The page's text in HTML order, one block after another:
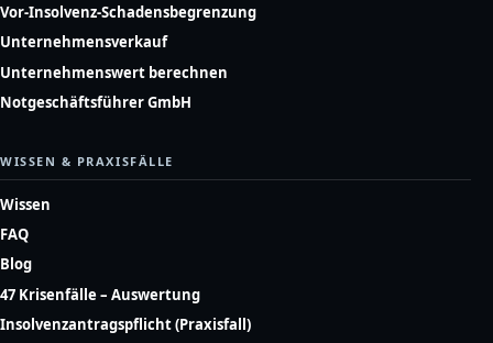
Vor-Insolvenz-Schadensbegrenzung
Unternehmensverkauf
Unternehmenswert berechnen
Notgeschäftsführer GmbH
WISSEN & PRAXISFÄLLE
Wissen
FAQ
Blog
47 Krisenfälle – Auswertung
Insolvenzantragspflicht (Praxisfall)